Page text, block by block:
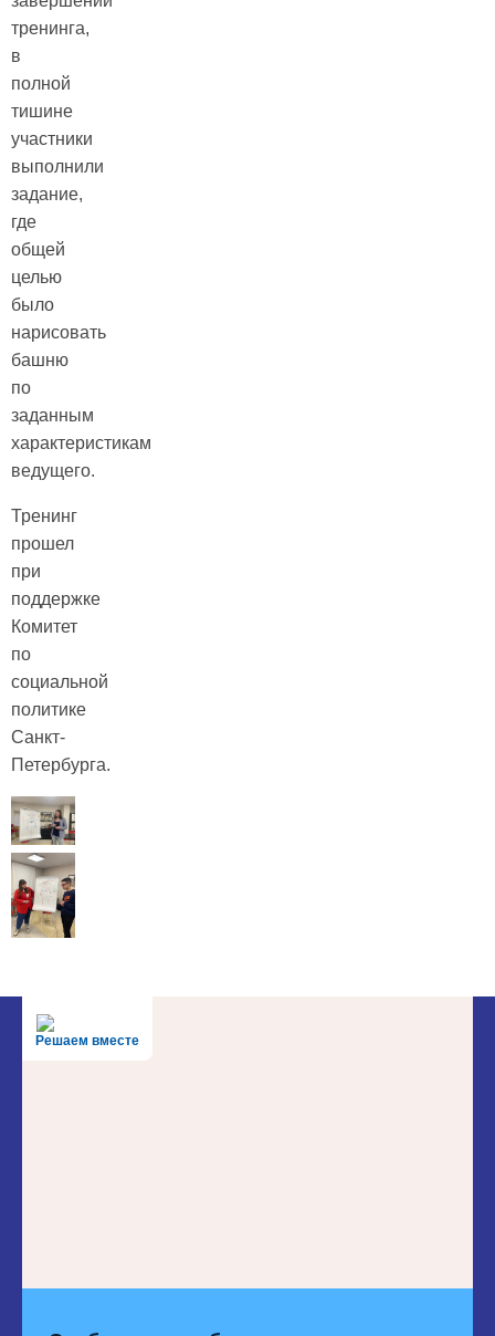
тренинга,
в
полной
тишине
участники
выполнили
задание,
где
общей
целью
было
нарисовать
башню
по
заданным
характеристикам
ведущего.
Тренинг
прошел
при
поддержке
Комитет
по
социальной
политике
Санкт-
Петербурга.
Решаем вместе